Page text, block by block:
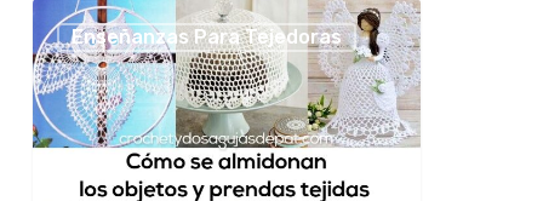
Cómo
almidonar
los
tejidos
a
crochet
Enseñanzas Para Tejedoras